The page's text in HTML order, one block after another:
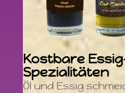
Kostbare
Spezialitäten
Öl und Essig